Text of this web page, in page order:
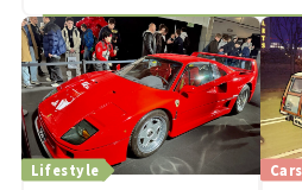
Lifestyle Cars